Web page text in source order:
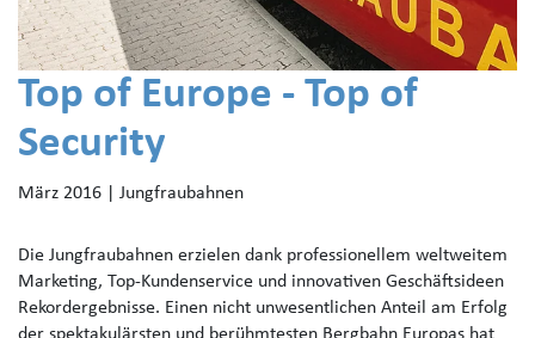
Top of Europe - Top of
Security
März 2016 | Jungfraubahnen
Die Jungfraubahnen erzielen dank professionellem weltweitem
Marketing, Top-Kundenservice und innovativen Geschäftsideen
Rekordergebnisse. Einen nicht unwesentlichen Anteil am Erfolg